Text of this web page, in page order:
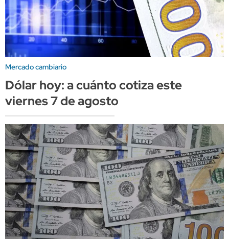
Mercado cambiario
Dólar hoy: a cuánto cotiza este
viernes 7 de agosto